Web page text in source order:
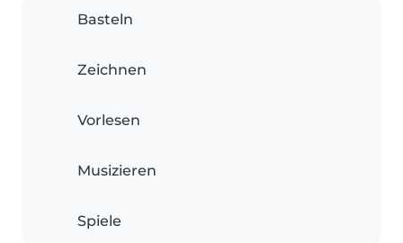
Basteln
Zeichnen
Vorlesen
Musizieren
Spiele